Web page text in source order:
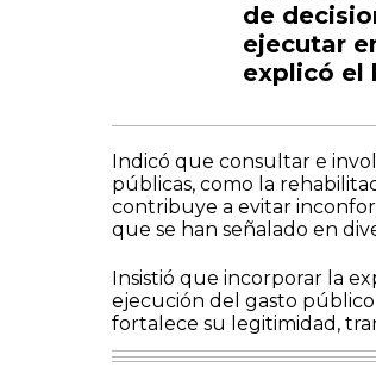
de
ejecutar
explicó el
Indicó que consultar e
públicas, como la
contribuye a evitar
que se han señalado en
Insistió que incorporar la
ejecución del gasto
fortalece su legitimidad,